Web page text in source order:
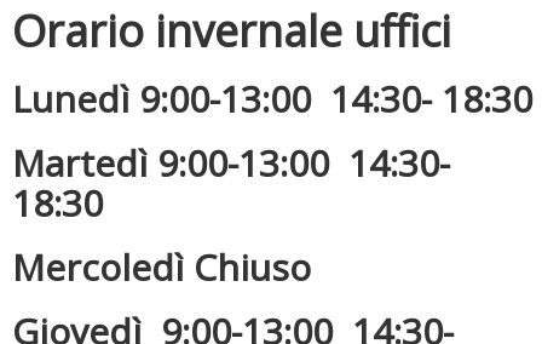
Luglio 2026: "Pensando con i piedi, si possono fare le
rivoluzioni"
Orario invernale uffici
Lunedì 9:00-13:00 14:30- 18:30
Martedì 9:00-13:00 14:30-
18:30
Mercoledì Chiuso
Giovedì 9:00-13:00 14:30-